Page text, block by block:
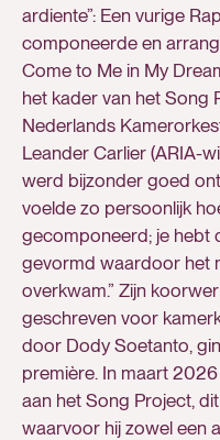
ardiente”: Een vurige
componeerde en
Come to Me in My
het kader van het Song
Nederlands
Leander Carlier (ARIA-
werd bijzonder goed
voelde zo persoonlijk
gecomponeerd; je hebt
gevormd waardoor het
overkwam.” Zijn
geschreven voor
door Dody Soetanto,
première. In maart
aan het Song Project,
waarvoor hij zowel een